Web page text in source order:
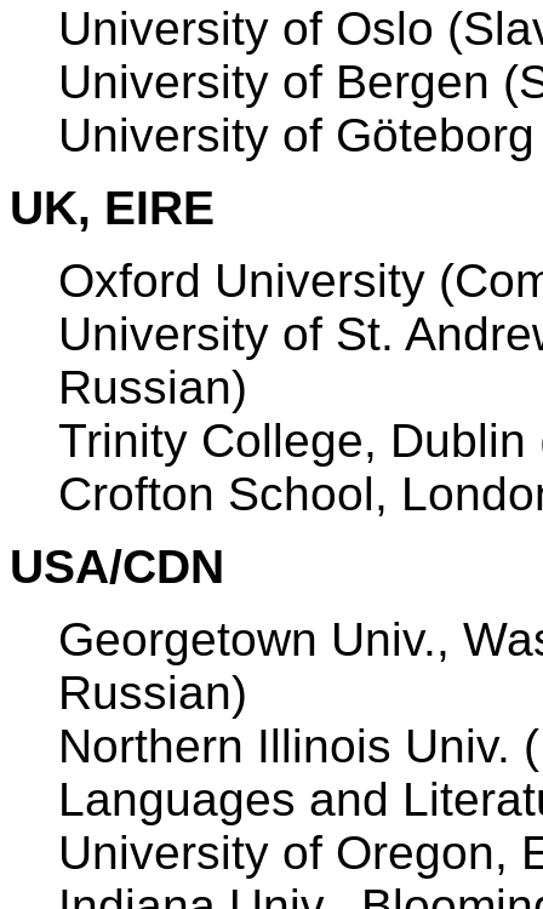
University of Oslo
University of Bergen
University of
UK, EIRE
Oxford University
University of St.
Russian)
Trinity College,
Crofton School,
USA/CDN
Georgetown Univ.,
Russian)
Northern Illinois Univ.
Languages and
University of Oregon,